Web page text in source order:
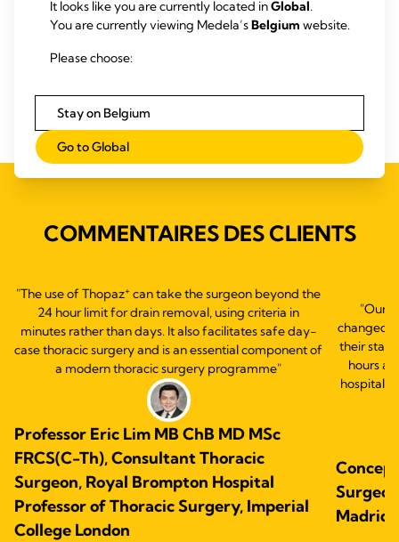
COMMENTAIRES DES CLIENTS
"The use of Thopaz+ can take the surgeon beyond the
24 hour limit for drain removal, using criteria in
minutes rather than days. It also facilitates safe day-
case thoracic surgery and is an essential component of
a modern thoracic surgery programme"
Professor Eric Lim MB ChB MD MSc
FRCS(C-Th), Consultant Thoracic
Surgeon, Royal Brompton Hospital
Professor of Thoracic Surgery, Imperial
College London
"Our
changed
their
hours a
hospital
Madrid,
It looks like you are currently located inGlobal.
You are currently viewing Medela’sBelgium website.
Please choose:
Stay on Belgium
Go to Global